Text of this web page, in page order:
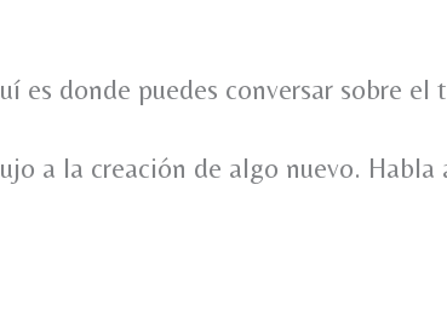
es donde puedes conversar sobre
a la creación de algo nuevo. Habla